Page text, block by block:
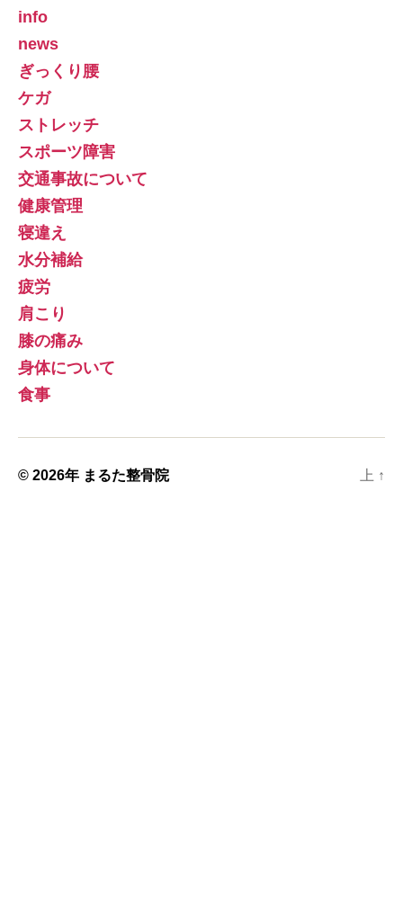
info
news
ぎっくり腰
ケガ
ストレッチ
スポーツ障害
交通事故について
健康管理
寝違え
水分補給
疲労
肩こり
膝の痛み
身体について
食事
© 2026年 まるた整骨院 上 ↑